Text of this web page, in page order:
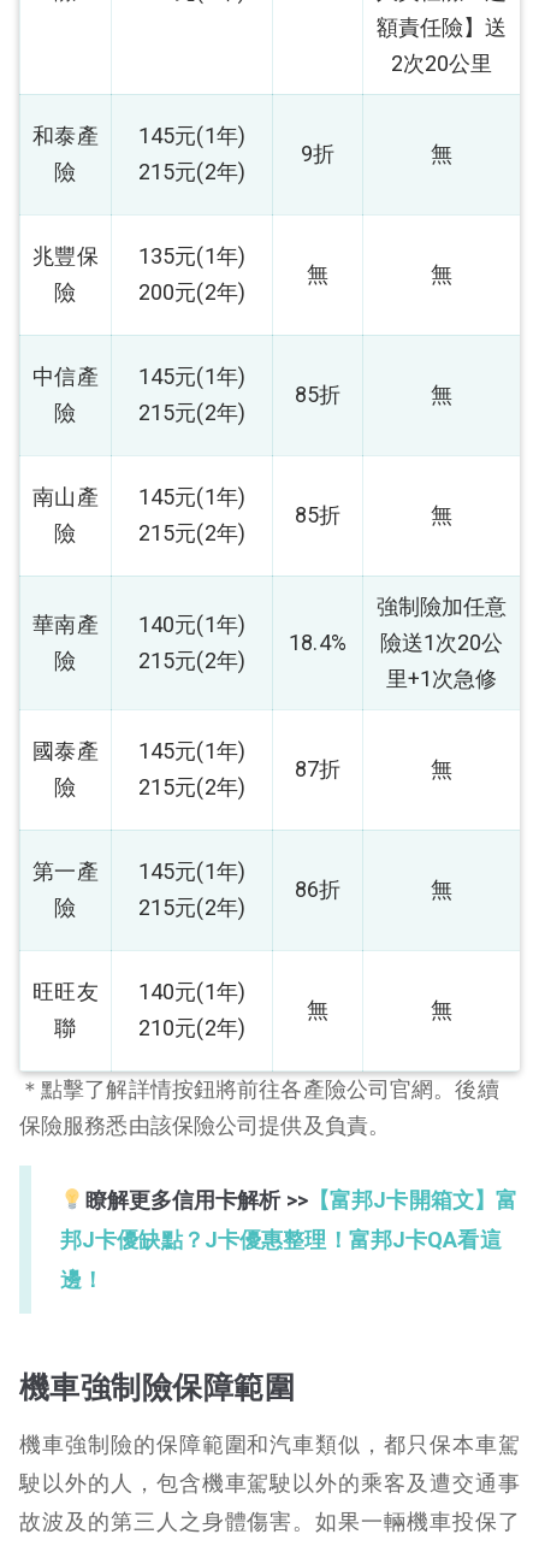
額責任險】送
2次20公里
和泰產
險
145元(1年)
215元(2年)
9折 無
兆豐保
險
135元(1年)
200元(2年)
無 無
中信產
險
145元(1年)
215元(2年)
85折 無
南山產
險
145元(1年)
215元(2年)
85折 無
華南產
險
140元(1年)
215元(2年)
18.4%
強制險加任意
險送1次20公
里+1次急修
國泰產
險
145元(1年)
215元(2年)
87折 無
第一產
險
145元(1年)
215元(2年)
86折 無
旺旺友
聯
140元(1年)
210元(2年)
無 無
＊點擊了解詳情按鈕將前往各產險公司官網。後續
保險服務悉由該保險公司提供及負責。
瞭解更多信用卡解析 >>【富邦J卡開箱文】富
邦J卡優缺點？J卡優惠整理！富邦J卡QA看這
邊！
機車強制險保障範圍
機車強制險的保障範圍和汽車類似，都只保本車駕
駛以外的人，包含機車駕駛以外的乘客及遭交通事
故波及的第三人之身體傷害。如果一輛機車投保了